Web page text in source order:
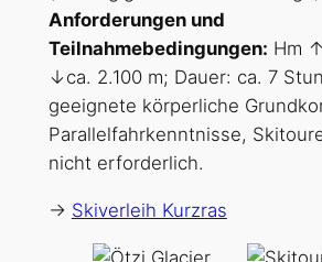
Anforderungen und
Teilnahmebedingungen: Hm
↓ca. 2.100 m; Dauer: ca. 7
geeignete körperliche
Parallelfahrkenntnisse,
nicht erforderlich.
-> Skiverleih Kurzras